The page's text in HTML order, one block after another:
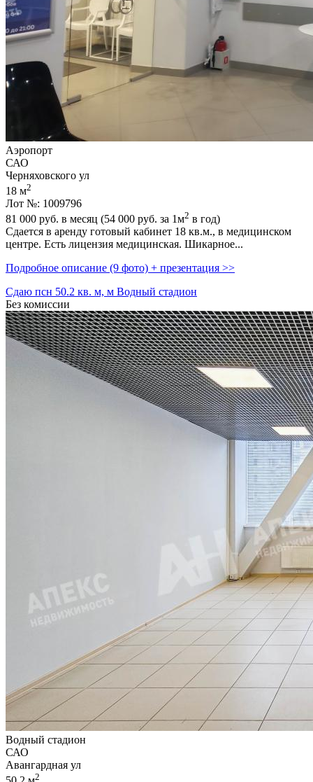
Аэропорт
САО
Черняховского ул
18 м2
Лот №: 1009796
81 000 руб. в месяц (54 000 руб. за 1м2 в год)
Сдается в аренду готовый кабинет 18 кв.м.,­ в медицинском
центре. Есть лицензия медицинская. Шикарное...
Подробное описание (9 фото) + презентация >>
Сдаю псн 50.2 кв. м, м Водный стадион
Без комиссии
Водный стадион
САО
Авангардная ул
2